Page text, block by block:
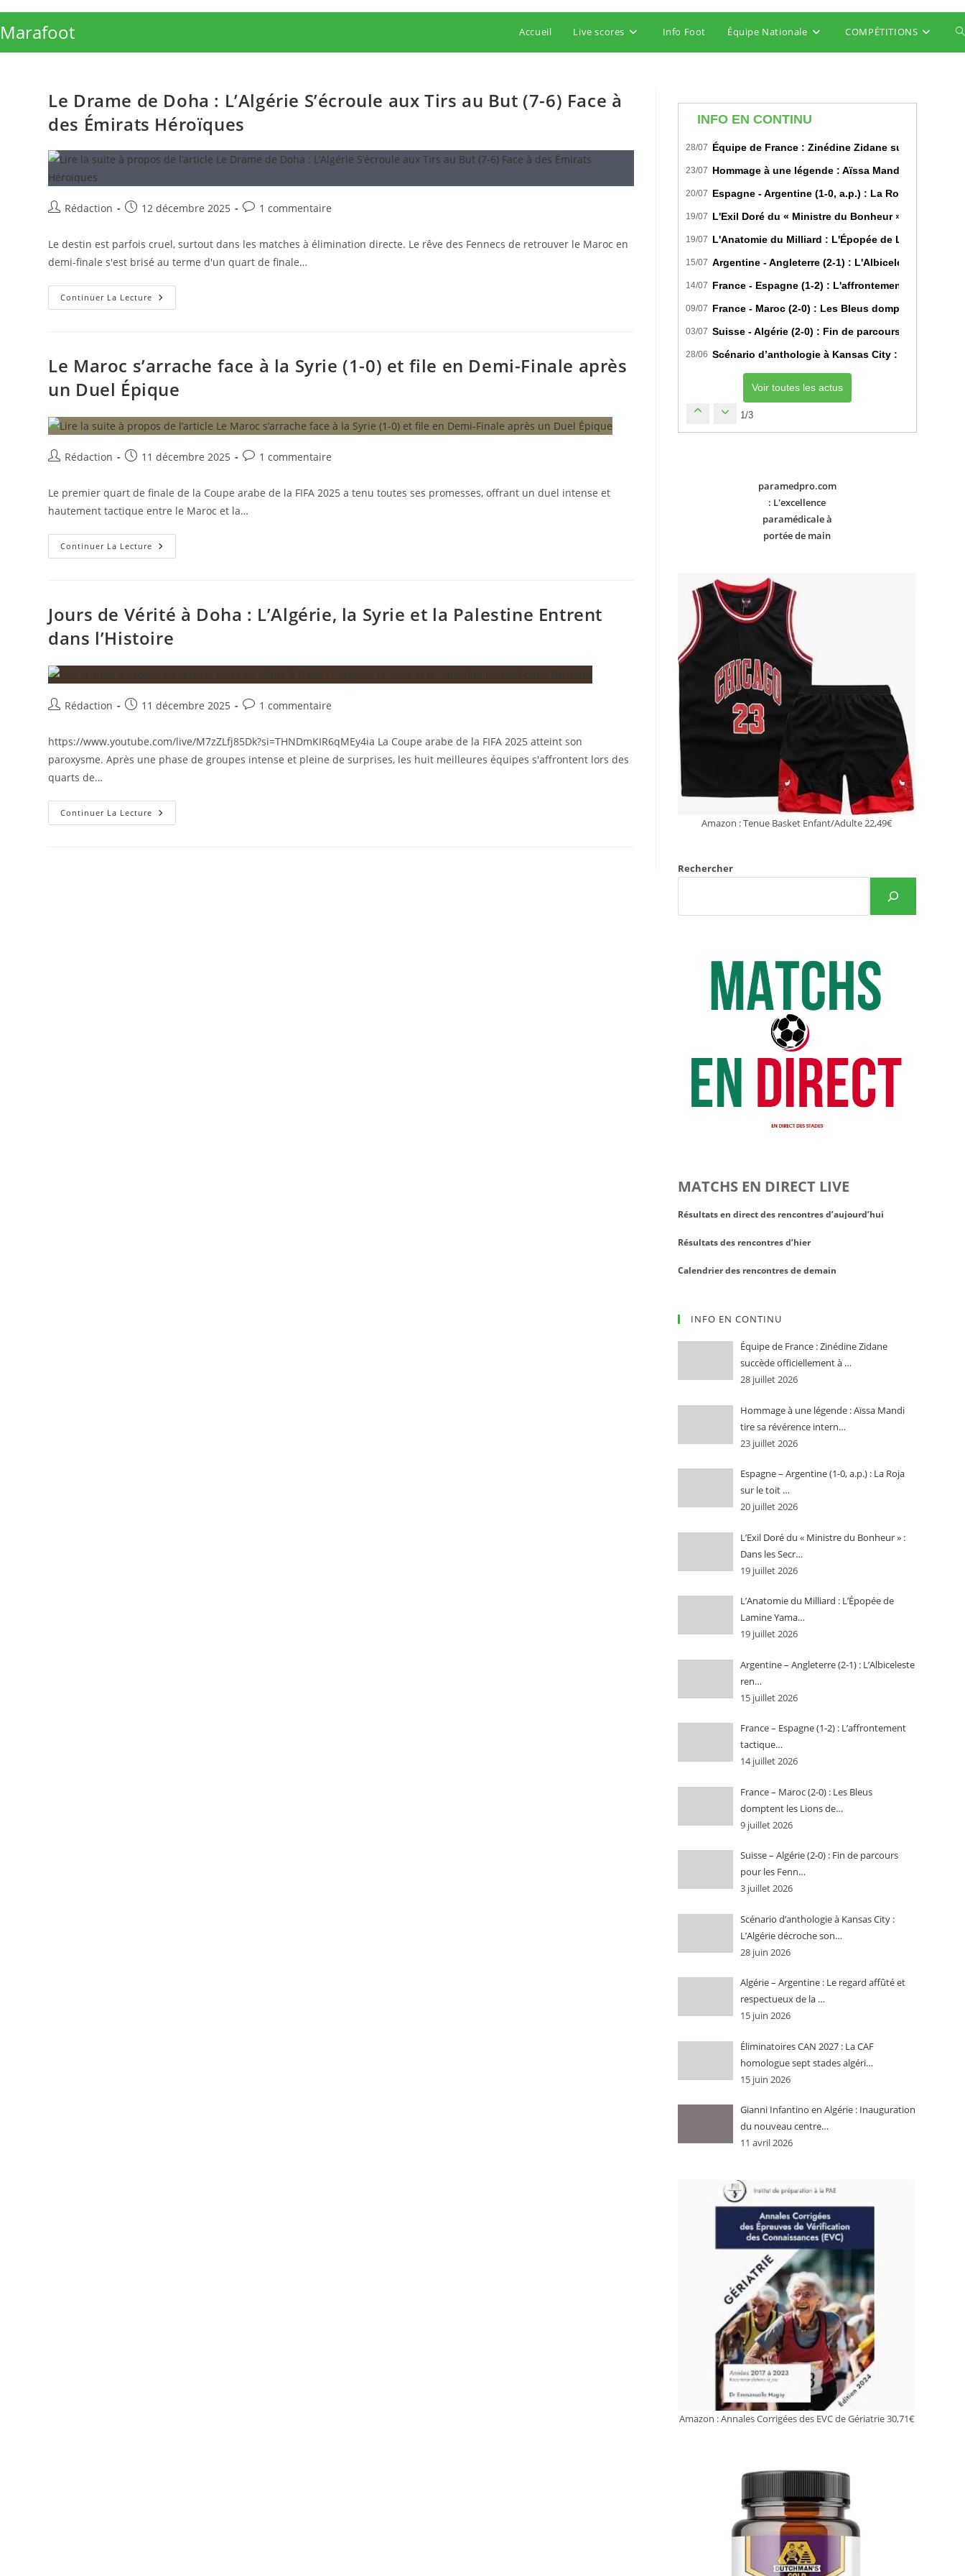
toMarafoot Accueil Live scores Info Foot Équipe Nationale COMPÉTITIONS
INFO EN CONTINU
28/07 Équipe de France : Zinédine Zidane succède
23/07 Hommage à une légende : Aïssa Mandi tire sa
20/07 Espagne - Argentine (1-0, a.p.) : La Roja sur le
19/07 L'Exil Doré du « Ministre du Bonheur » : Dans les
19/07 L'Anatomie du Milliard : L'Épopée de Lamine
15/07 Argentine - Angleterre (2-1) : L'Albiceleste
14/07 France - Espagne (1-2) : L'affrontement tactique
09/07 France - Maroc (2-0) : Les Bleus domptent les
03/07 Suisse - Algérie (2-0) : Fin de parcours pour les
28/06 Scénario d’anthologie à Kansas City : L’Algérie
Voir toutes les actus
1/3
paramedpro.com
: L'excellence
paramédicale à
portée de main
Amazon : Tenue Basket Enfant/Adulte 22,49€
Rechercher
MATCHS EN DIRECT LIVE
Résultats en direct des rencontres d’aujourd’hui
Résultats des rencontres d’hier
Calendrier des rencontres de demain
INFO EN CONTINU
Équipe de France : Zinédine Zidane
succède officiellement à …
28 juillet 2026
Hommage à une légende : Aïssa Mandi
tire sa révérence intern…
23 juillet 2026
Espagne – Argentine (1-0, a.p.) : La Roja
sur le toit …
20 juillet 2026
L’Exil Doré du « Ministre du Bonheur » :
Dans les Secr…
19 juillet 2026
L’Anatomie du Milliard : L’Épopée de
Lamine Yama…
19 juillet 2026
Argentine – Angleterre (2-1) : L’Albiceleste
ren…
15 juillet 2026
France – Espagne (1-2) : L’affrontement
tactique…
14 juillet 2026
France – Maroc (2-0) : Les Bleus
domptent les Lions de…
9 juillet 2026
Suisse – Algérie (2-0) : Fin de parcours
pour les Fenn…
3 juillet 2026
Scénario d’anthologie à Kansas City :
L’Algérie décroche son…
28 juin 2026
Algérie – Argentine : Le regard affûté et
respectueux de la …
15 juin 2026
Éliminatoires CAN 2027 : La CAF
homologue sept stades algéri…
15 juin 2026
Gianni Infantino en Algérie : Inauguration
du nouveau centre…
11 avril 2026
Amazon : Annales Corrigées des EVC de Gériatrie 30,71€
Le Drame de Doha : L’Algérie S’écroule aux Tirs au But (7-6) Face à
des Émirats Héroïques
Auteur/autrice
la
publication :
Rédaction
Publication
12 décembre 2025
Commentaires
la
publication :
1 commentaire
Le destin est parfois cruel, surtout dans les matches à élimination directe. Le rêve des Fennecs de retrouver le Maroc en
demi-finale s'est brisé au terme d'un quart de finale…
Continuer La Lecture Le
Drame
S’écroule
Aux
Au
But
6)
Face
À
Émirats
Le Maroc s’arrache face à la Syrie (1-0) et file en Demi-Finale après
un Duel Épique
Auteur/autrice
publication :
Rédaction
Publication
11 décembre 2025
Commentaires
publication :
1 commentaire
Le premier quart de finale de la Coupe arabe de la FIFA 2025 a tenu toutes ses promesses, offrant un duel intense et
hautement tactique entre le Maroc et la…
Continuer La Lecture Le
Maroc
Syrie
(1-
Et
File
Demi-
Après
Duel
Jours de Vérité à Doha : L’Algérie, la Syrie et la Palestine Entrent
dans l’Histoire
Auteur/autrice
la
publication :
Rédaction
Publication
11 décembre 2025
Commentaires
publication :
1 commentaire
https://www.youtube.com/live/M7zZLfj85Dk?si=THNDmKIR6qMEy4ia La Coupe arabe de la FIFA 2025 atteint son
paroxysme. Après une phase de groupes intense et pleine de surprises, les huit meilleures équipes s'affrontent lors des
quarts de…
Continuer La Lecture Jours
De